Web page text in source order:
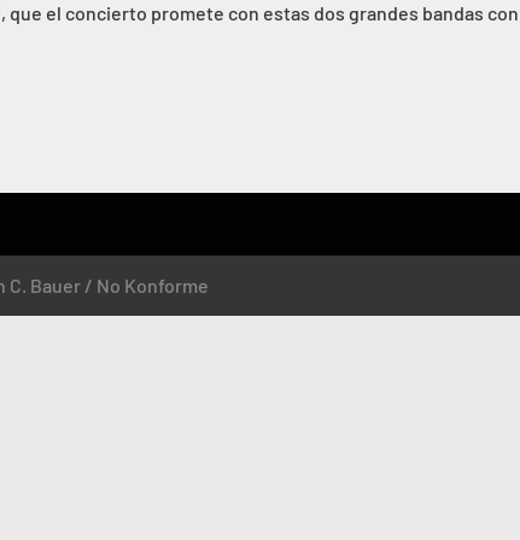
el concierto promete con estas dos grandes bandas
C. Bauer / No Konforme